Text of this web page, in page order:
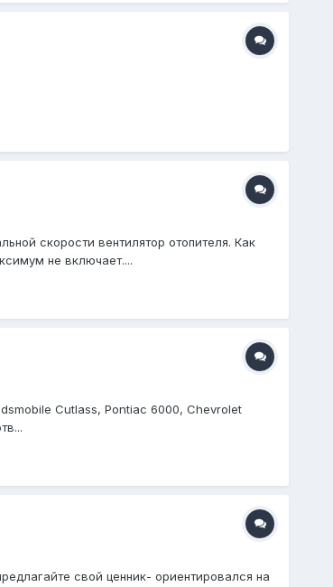
скорости вентилятор отопителя. Как
не включает....
Cutlass, Pontiac 6000, Chevrolet
свой ценник- ориентировался на